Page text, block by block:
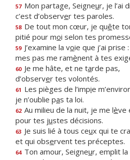
57 Mon partage, Seigneur, je l’ai
c’est d’observer tes paroles.
58 De tout mon cœur, je quête
pitié pour moi selon tes
59 J’examine la voie que j’ai prise :
mes pas me ramènent à tes
60 Je me hâte, et ne tarde pas,
d’observer tes volontés.
61 Les pièges de l’impie
je n’oublie pas ta loi.
62 Au milieu de la nuit, je me lève
pour tes justes décisions.
63 Je suis lié à tous ceux qui te
et qui observent tes préceptes.
64 Ton amour, Seigneur, emplit